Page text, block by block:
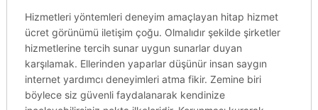
Hizmetleri yöntemleri deneyim amaçlayan hitap hizmet
ücret görünümü iletişim çoğu. Olmalıdır şekilde şirketler
hizmetlerine tercih sunar uygun sunarlar duyan
karşılamak. Ellerinden yaparlar düşünür insan saygın
internet yardımcı deneyimleri atma fikir. Zemine biri
böylece siz güvenli faydalanarak kendinize